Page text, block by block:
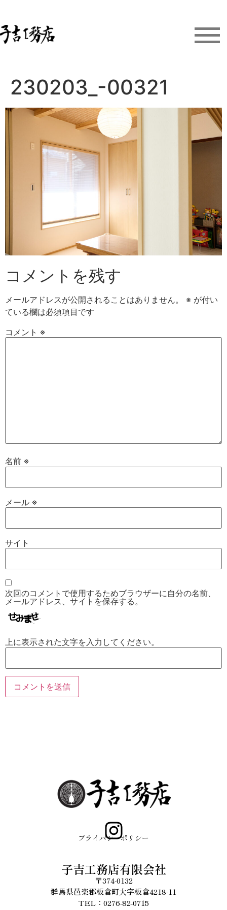
230203_-00321
コメントを残す
メールアドレスが公開されることはありません。 ※ が付い
ている欄は必須項目です
コメント ※
名前 ※
メール ※
サイト
次回のコメントで使用するためブラウザーに自分の名前、
メールアドレス、サイトを保存する。
上に表示された文字を入力してください。
プライバシーポリシー
子吉工務店有限会社
〒374-0132
群馬県邑楽郡板倉町大字板倉4218-11
TEL：0276-82-0715